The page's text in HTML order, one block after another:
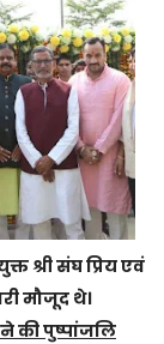
श्री संघ प्रिय एवं
मौजूद थे।
ने की पुष्पांजलि